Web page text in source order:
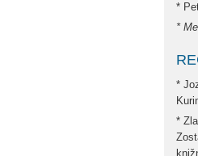
*
*
*
*